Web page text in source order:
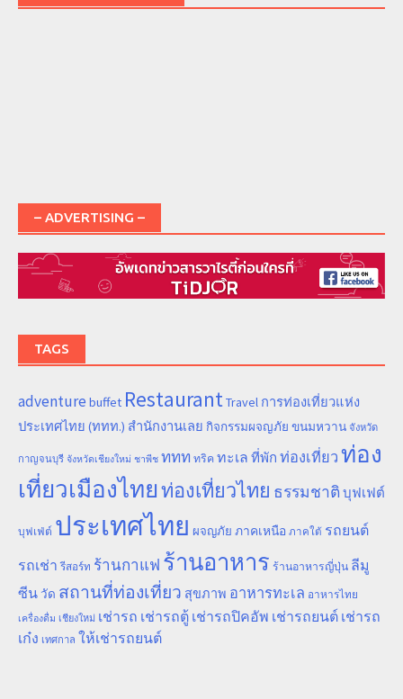
– ADVERTISING –
TAGS
adventure buffet RestaurantTravel การท่องเที่ยวแห่ง
ประเทศไทย (ททท.) สำนักงานเลย กิจกรรมผจญภัย ขนมหวาน จังหวัด
กาญจนบุรี จังหวัดเชียงใหม่ ชาพีช ททท ทริค ทะเล ที่พัก ท่องเที่ยวท่อง
เที่ยวเมืองไทยท่องเที่ยวไทย ธรรมชาติ บุฟเฟต์
บุฟเฟ่ต์ ประเทศไทย ผจญภัย ภาคเหนือ ภาคใต้ รถยนต์
รถเช่า รีสอร์ท ร้านกาแฟ ร้านอาหาร ร้านอาหารญี่ปุ่น ลีมู
ซีน วัด สถานที่ท่องเที่ยว สุขภาพ อาหารทะเล อาหารไทย
เครื่องดื่ม เชียงใหม่ เช่ารถ เช่ารถตู้ เช่ารถปิคอัพ เช่ารถยนต์ เช่ารถ
เก๋ง เทศกาล ให้เช่ารถยนต์